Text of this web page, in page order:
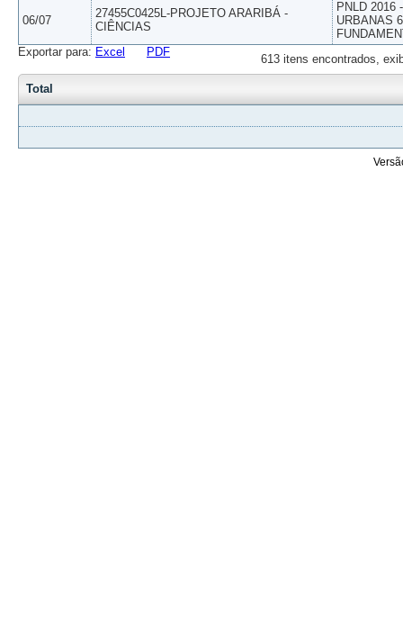
06/07
27455C0425L-PROJETO ARARIBÁ -
CIÊNCIAS
PNLD 2016
URBANAS
613 itens encontrados,
Exportar para: Excel PDF
Total